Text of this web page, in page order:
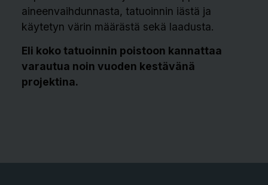
aineenvaihdunnasta, tatuoinnin iästä ja
käytetyn värin määrästä sekä laadusta.
Eli koko tatuoinnin poistoon kannattaa
varautua noin vuoden kestävänä
projektina.